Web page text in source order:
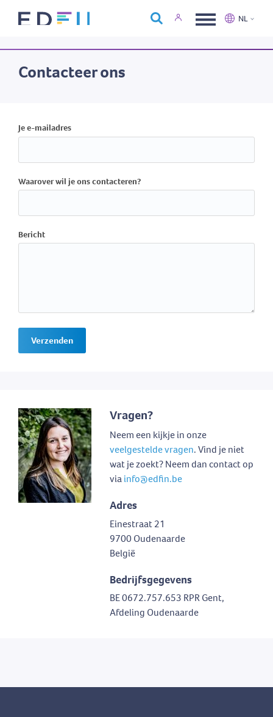
Over Edfin
NL
Contacteer ons
Je e-mailadres
Waarover wil je ons contacteren?
Bericht
Verzenden
Vragen?
Neem een kijkje in onze
veelgestelde vragen. Vind je niet
wat je zoekt? Neem dan contact op
viainfo@edfin.be
Adres
Einestraat 21
9700 Oudenaarde
België
Bedrijfsgegevens
BE 0672.757.653 RPR Gent,
Afdeling Oudenaarde